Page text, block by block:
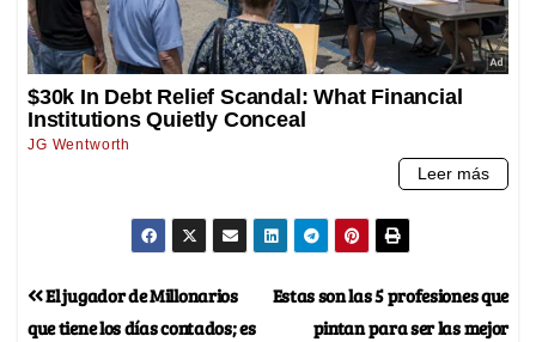
Estas son las 5 profesiones que
pintan para ser las mejor
El jugador de Millonarios
que tiene los días contados; es